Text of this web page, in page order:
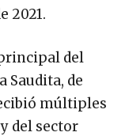
2021.
del
Saudita, de
múltiples
del sector